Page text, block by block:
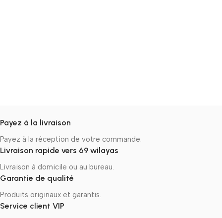
Payez à la livraison
Payez à la réception de votre commande.
Livraison rapide vers 69 wilayas
Livraison à domicile ou au bureau.
Garantie de qualité
Produits originaux et garantis.
Service client VIP